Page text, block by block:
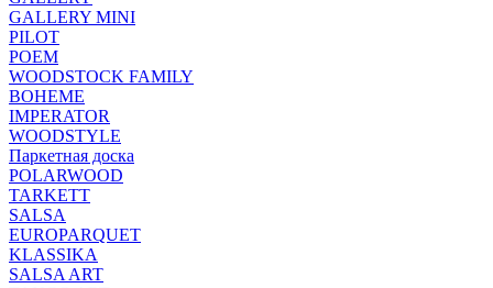
GALLERY MINI
PILOT
POEM
WOODSTOCK FAMILY
BOHEME
IMPERATOR
WOODSTYLE
Паркетная доска
POLARWOOD
TARKETT
SALSA
EUROPARQUET
KLASSIKA
SALSA ART